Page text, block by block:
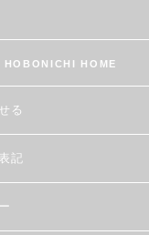
HOBONICHI HOME
る
記